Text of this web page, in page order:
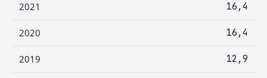
2021 16,4
2020 16,4
2019 12,9